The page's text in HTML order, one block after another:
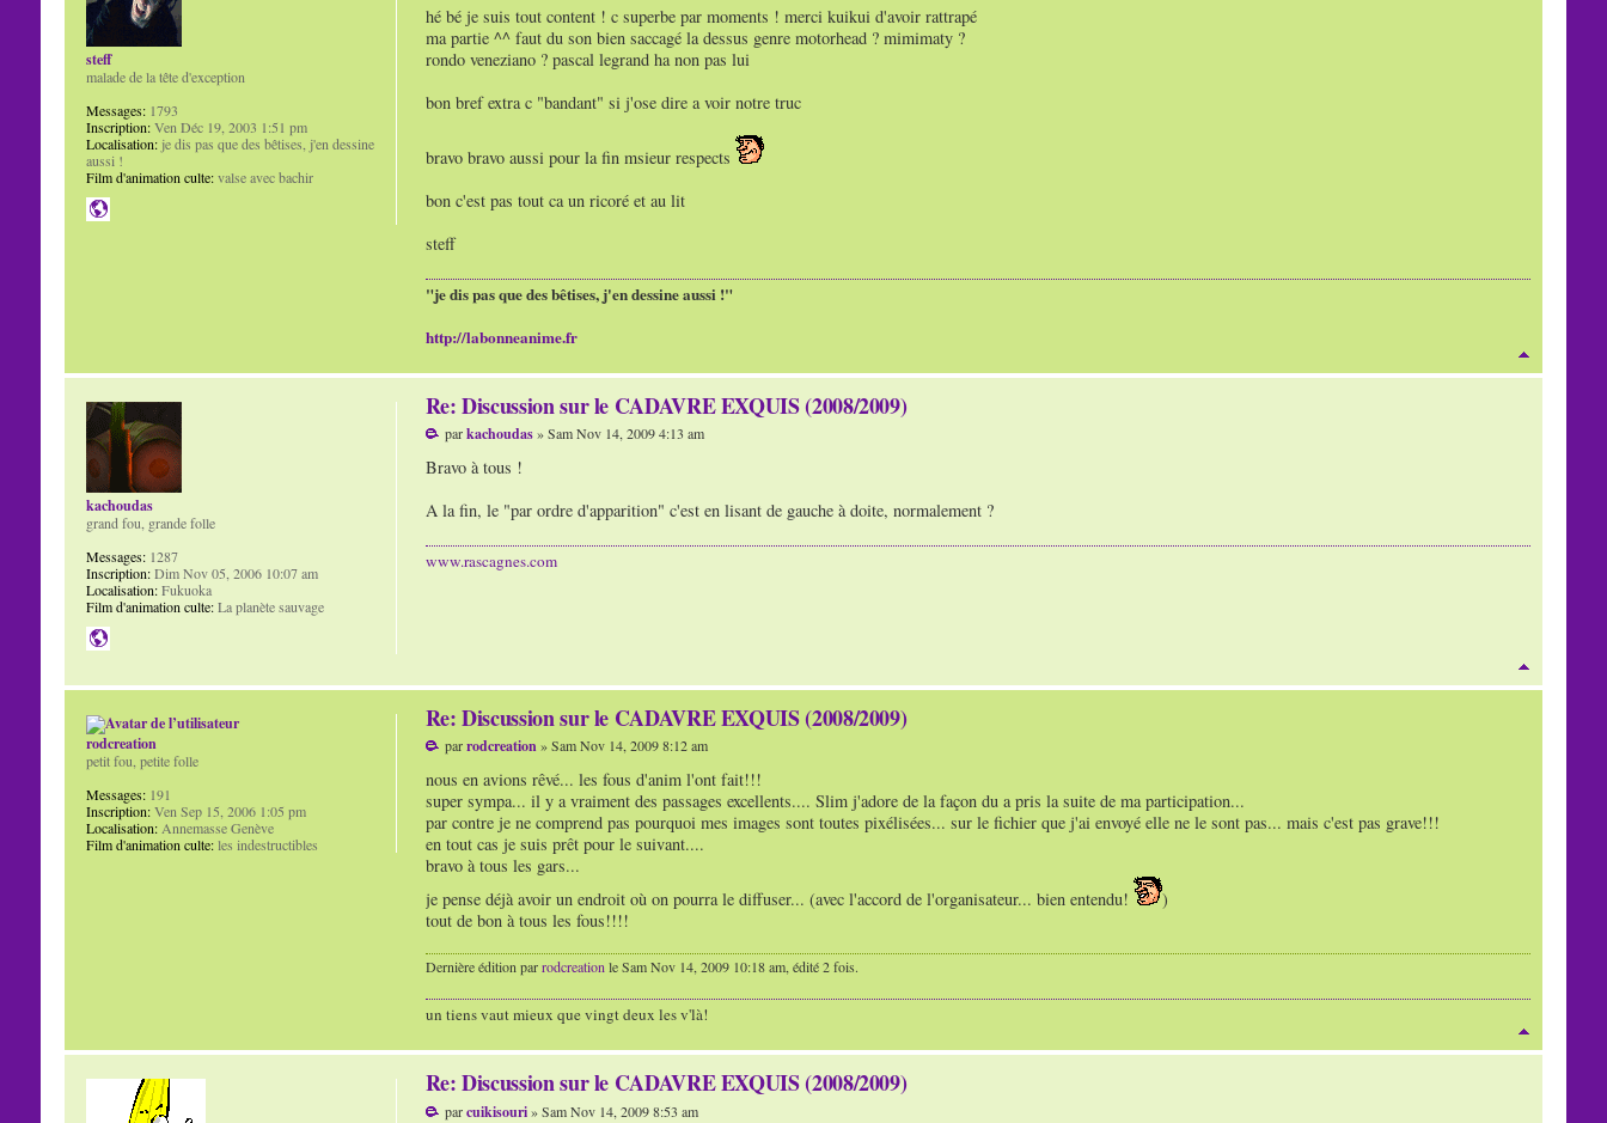
hé bé je suis tout content ! c superbe par moments ! merci kuikui d'avoir rattrapé
ma partie ^^ faut du son bien saccagé la dessus genre motorhead ? mimimaty ?
rondo veneziano ? pascal legrand ha non pas lui
bon bref extra c "bandant" si j'ose dire a voir notre truc
bravo bravo aussi pour la fin msieur respects
bon c'est pas tout ca un ricoré et au lit
steff
"je dis pas que des bêtises, j'en dessine aussi !"
http://labonneanime.fr
steff
malade de la tête d'exception
Messages:1793
Inscription:Ven Déc 19, 2003 1:51 pm
Localisation:je dis pas que des bêtises, j'en dessine
aussi !
Film d'animation culte:valse avec bachir
Re: Discussion sur le CADAVRE EXQUIS (2008/2009)
parkachoudas» Sam Nov 14, 2009 4:13 am
Bravo à tous !
A la fin, le "par ordre d'apparition" c'est en lisant de gauche à doite, normalement ?
www.rascagnes.com
kachoudas
grand fou, grande folle
Messages:1287
Inscription:Dim Nov 05, 2006 10:07 am
Localisation:Fukuoka
Film d'animation culte:La planète sauvage
Re: Discussion sur le CADAVRE EXQUIS (2008/2009)
parrodcreation » Sam Nov 14, 2009 8:12 am
nous en avions rêvé... les fous d'anim l'ont fait!!!
super sympa... il y a vraiment des passages excellents.... Slim j'adore de la façon du a pris la suite de ma participation...
par contre je ne comprend pas pourquoi mes images sont toutes pixélisées... sur le fichier que j'ai envoyé elle ne le sont pas... mais c'est pas grave!!!
en tout cas je suis prêt pour le suivant....
bravo à tous les gars...
je pense déjà avoir un endroit où on pourra le diffuser... (avec l'accord de l'organisateur... bien entendu!
)
tout de bon à tous les fous!!!!
Dernière édition parrodcreation le Sam Nov 14, 2009 10:18 am, édité 2 fois.
un tiens vaut mieux que vingt deux les v'là!
rodcreation
petit fou, petite folle
Messages:191
Inscription:Ven Sep 15, 2006 1:05 pm
Localisation:Annemasse Genève
Film d'animation culte:les indestructibles
Re: Discussion sur le CADAVRE EXQUIS (2008/2009)
parcuikisouri» Sam Nov 14, 2009 8:53 am